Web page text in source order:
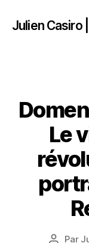
Julien Casiro
Le
Auteur
Par